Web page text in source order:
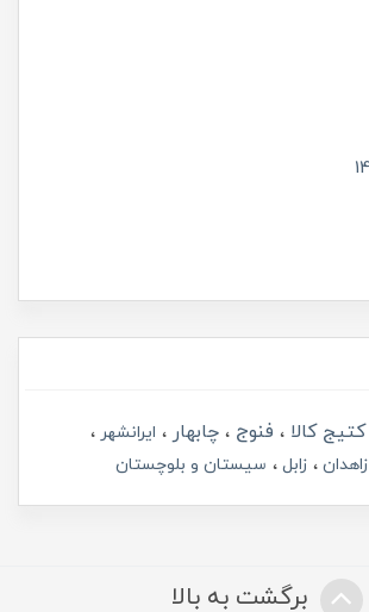
کتیج کالا فنوج چابهار
ایرانشهر
زاهدان زابل سیستان و بلوچستان
برگشت به بالا